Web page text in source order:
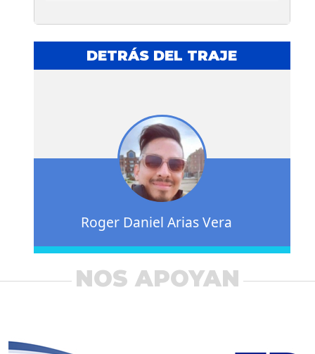
DETRÁS DEL TRAJE
Roger Daniel Arias Vera
NOS APOYAN